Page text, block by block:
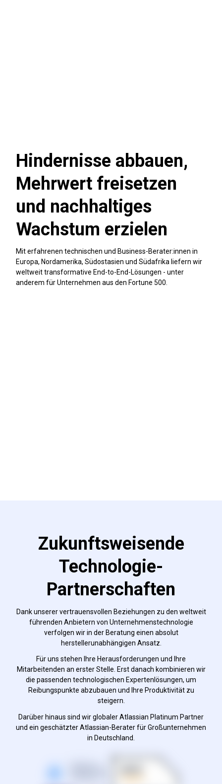
Hindernisse abbauen,
Mehrwert freisetzen
und nachhaltiges
Wachstum erzielen
Mit erfahrenen technischen und Business-Berater:innen in
Europa, Nordamerika, Südostasien und Südafrika liefern wir
weltweit transformative End-to-End-Lösungen - unter
anderem für Unternehmen aus den Fortune 500.
Zukunftsweisende
Technologie-
Partnerschaften
Dank unserer vertrauensvollen Beziehungen zu den weltweit
führenden Anbietern von Unternehmenstechnologie
verfolgen wir in der Beratung einen absolut
herstellerunabhängigen Ansatz.
Für uns stehen Ihre Herausforderungen und Ihre
Mitarbeitenden an erster Stelle. Erst danach kombinieren wir
die passenden technologischen Expertenlösungen, um
Reibungspunkte abzubauen und Ihre Produktivität zu
steigern.
Darüber hinaus sind wir globaler Atlassian Platinum Partner
und ein geschätzter Atlassian-Berater für Großunternehmen
in Deutschland.